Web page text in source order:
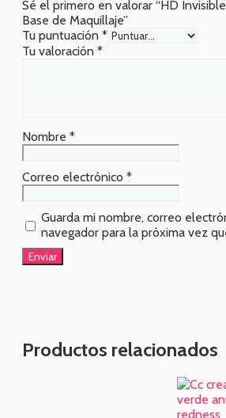
Sé el primero en valorar “HD
Base de Maquillaje”
Tu puntuación *
Tu valoración *
Nombre *
Correo electrónico *
Guarda mi nombre, correo
navegador para la próxima vez
Productos relacionados